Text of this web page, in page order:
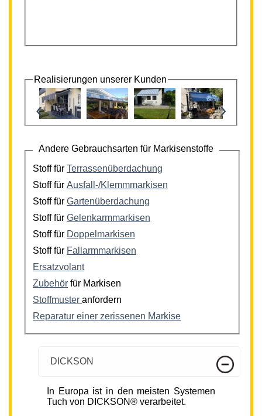
Realisierungen unserer Kunden
‹ ›
Andere Gebrauchsarten für Markisenstoffe
Stoff für Terrassenüberdachung
Stoff für Ausfall-/Klemmmarkisen
Stoff für Gartenüberdachung
Stoff für Gelenkarmmarkisen
Stoff für Doppelmarkisen
Stoff für Fallarmmarkisen
Ersatzvolant
Zubehör für Markisen
Stoffmuster anfordern
Reparatur einer zerissenen Markise
DICKSON
In Europa ist in den meisten Systemen
Tuch von DICKSON® verarbeitet.